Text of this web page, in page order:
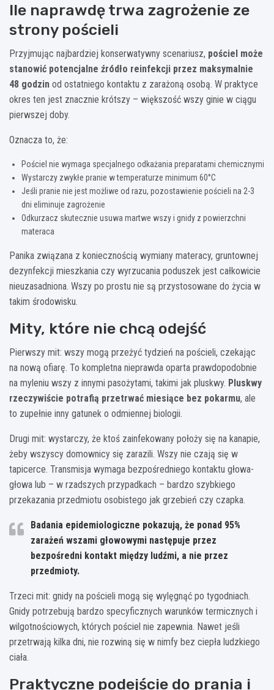
Ile naprawdę trwa zagrożenie ze
strony pościeli
Przyjmując najbardziej konserwatywny scenariusz, pościel może
stanowić potencjalne źródło reinfekcji przez maksymalnie
48 godzin od ostatniego kontaktu z zarażoną osobą. W praktyce
okres ten jest znacznie krótszy – większość wszy ginie w ciągu
pierwszej doby.
Oznacza to, że:
Pościel nie wymaga specjalnego odkażania preparatami chemicznymi
Wystarczy zwykłe pranie w temperaturze minimum 60°C
Jeśli pranie nie jest możliwe od razu, pozostawienie pościeli na 2-3
dni eliminuje zagrożenie
Odkurzacz skutecznie usuwa martwe wszy i gnidy z powierzchni
materaca
Panika związana z koniecznością wymiany materacy, gruntownej
dezynfekcji mieszkania czy wyrzucania poduszek jest całkowicie
nieuzasadniona. Wszy po prostu nie są przystosowane do życia w
takim środowisku.
Mity, które nie chcą odejść
Pierwszy mit: wszy mogą przeżyć tydzień na pościeli, czekając
na nową ofiarę. To kompletna nieprawda oparta prawdopodobnie
na myleniu wszy z innymi pasożytami, takimi jak pluskwy. Pluskwy
rzeczywiście potrafią przetrwać miesiące bez pokarmu, ale
to zupełnie inny gatunek o odmiennej biologii.
Drugi mit: wystarczy, że ktoś zainfekowany położy się na kanapie,
żeby wszyscy domownicy się zarazili. Wszy nie czają się w
tapicerce. Transmisja wymaga bezpośredniego kontaktu głowa-
głowa lub – w rzadszych przypadkach – bardzo szybkiego
przekazania przedmiotu osobistego jak grzebień czy czapka.
Badania epidemiologiczne pokazują, że ponad 95%
zarażeń wszami głowowymi następuje przez
bezpośredni kontakt między ludźmi, a nie przez
przedmioty.
Trzeci mit: gnidy na pościeli mogą się wylęgnąć po tygodniach.
Gnidy potrzebują bardzo specyficznych warunków termicznych i
wilgotnościowych, których pościel nie zapewnia. Nawet jeśli
przetrwają kilka dni, nie rozwiną się w nimfy bez ciepła ludzkiego
ciała.
Praktyczne podejście do prania i